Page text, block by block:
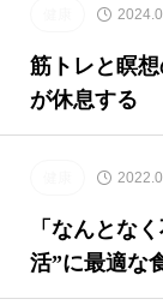
筋トレと瞑
が休息する
「なんとな
活”に最適な